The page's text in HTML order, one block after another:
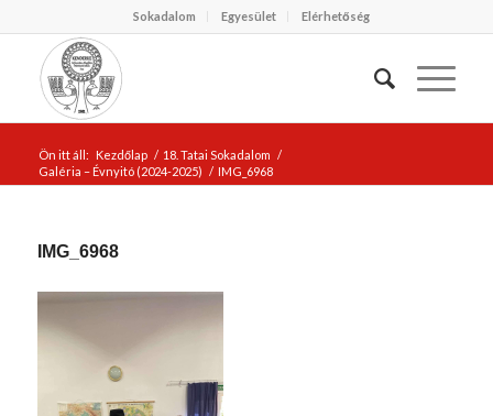
Sokadalom Egyesület Elérhetőség
Ön itt áll: Kezdőlap / 18. Tatai Sokadalom /
Galéria – Évnyitó (2024-2025) / IMG_6968
IMG_6968